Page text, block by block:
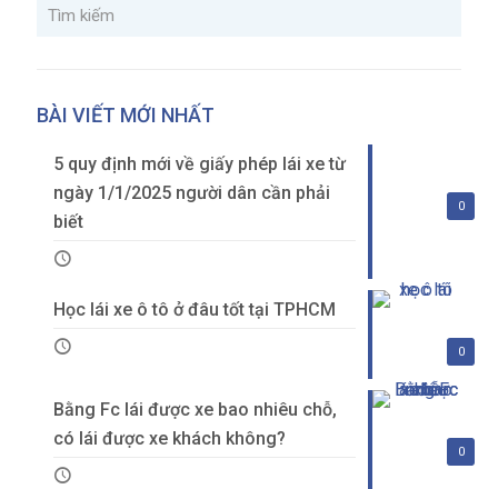
BÀI VIẾT MỚI NHẤT
0
5 quy định mới về giấy phép lái xe từ
ngày 1/1/2025 người dân cần phải
biết
0
Học lái xe ô tô ở đâu tốt tại TPHCM
0
Bằng Fc lái được xe bao nhiêu chỗ,
có lái được xe khách không?